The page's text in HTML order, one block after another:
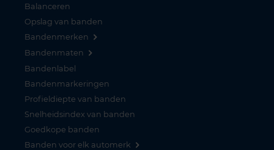
Balanceren
Opslag van banden
Bandenmerken
Bandenmaten
Bandenlabel
Bandenmarkeringen
Profieldiepte van banden
Snelheidsindex van banden
Goedkope banden
Banden voor elk automerk